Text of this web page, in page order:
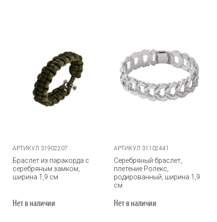
АРТИКУЛ 31902207
Браслет из паракорда с
серебряным замком,
ширина 1,9 см
Нет в наличии
АРТИКУЛ 31102441
Серебряный браслет,
плетение Ролекс,
родированный, ширина 1,9
см
Нет в наличии